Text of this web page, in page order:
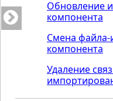
Обновление
компонента
Смена файла-
компонента
Удаление